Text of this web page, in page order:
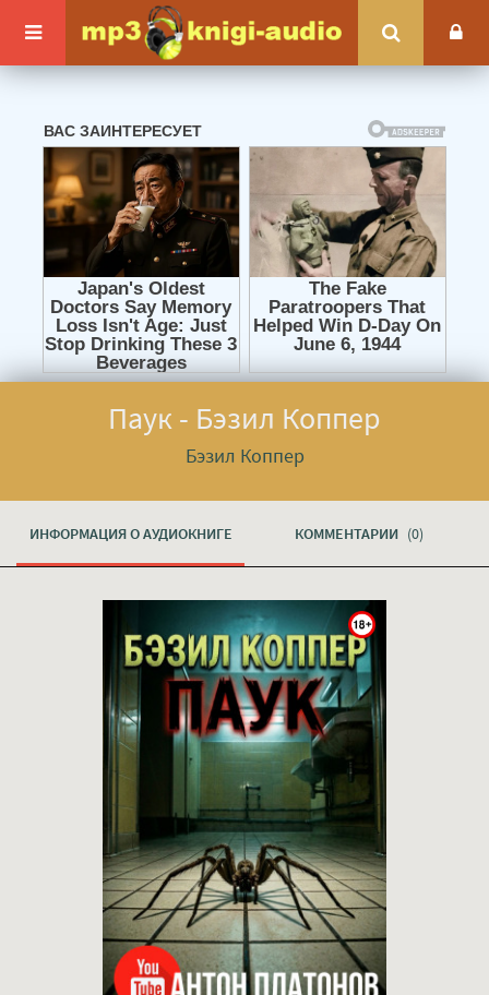
Паук - Бэзил Коппер
Бэзил Коппер
ИНФОРМАЦИЯ О АУДИОКНИГЕ КОММЕНТАРИИ (0)